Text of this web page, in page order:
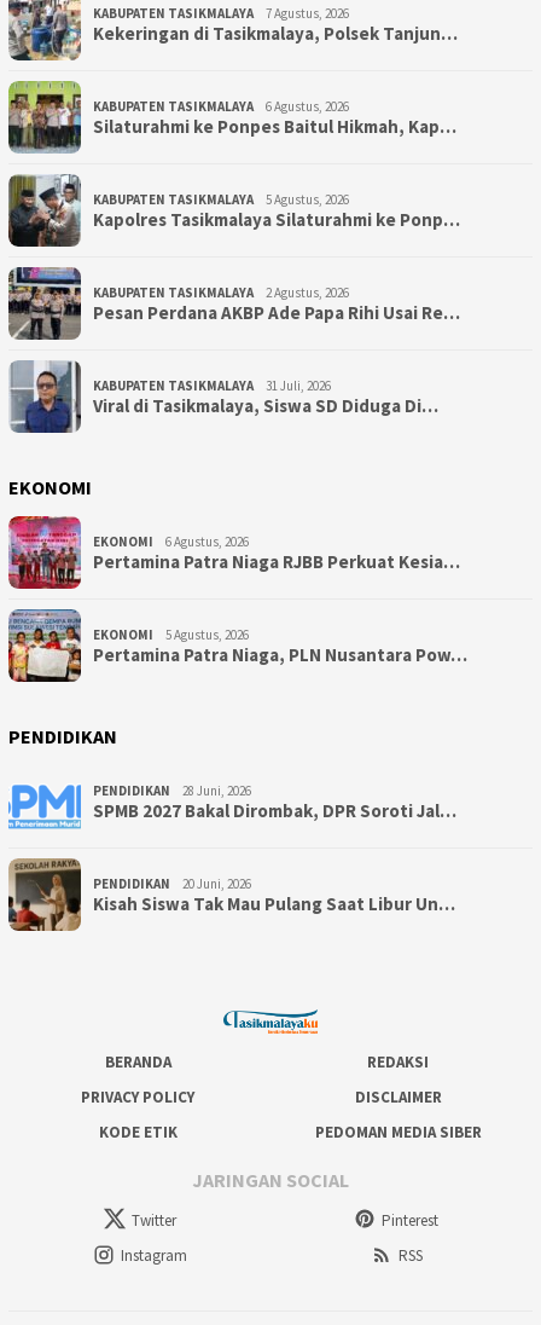
KABUPATEN TASIKMALAYA 7 Agustus, 2026
Kekeringan di Tasikmalaya, Polsek Tanjun…
KABUPATEN TASIKMALAYA 6 Agustus, 2026
Silaturahmi ke Ponpes Baitul Hikmah, Kap…
KABUPATEN TASIKMALAYA 5 Agustus, 2026
Kapolres Tasikmalaya Silaturahmi ke Ponp…
KABUPATEN TASIKMALAYA 2 Agustus, 2026
Pesan Perdana AKBP Ade Papa Rihi Usai Re…
KABUPATEN TASIKMALAYA 31 Juli, 2026
Viral di Tasikmalaya, Siswa SD Diduga Di…
EKONOMI
EKONOMI 6 Agustus, 2026
Pertamina Patra Niaga RJBB Perkuat Kesia…
EKONOMI 5 Agustus, 2026
Pertamina Patra Niaga, PLN Nusantara Pow…
PENDIDIKAN
PENDIDIKAN 28 Juni, 2026
SPMB 2027 Bakal Dirombak, DPR Soroti Jal…
PENDIDIKAN 20 Juni, 2026
Kisah Siswa Tak Mau Pulang Saat Libur Un…
BERANDA
REDAKSI
PRIVACY POLICY
DISCLAIMER
KODE ETIK
PEDOMAN MEDIA SIBER
JARINGAN SOCIAL
Twitter
Pinterest
Instagram
RSS